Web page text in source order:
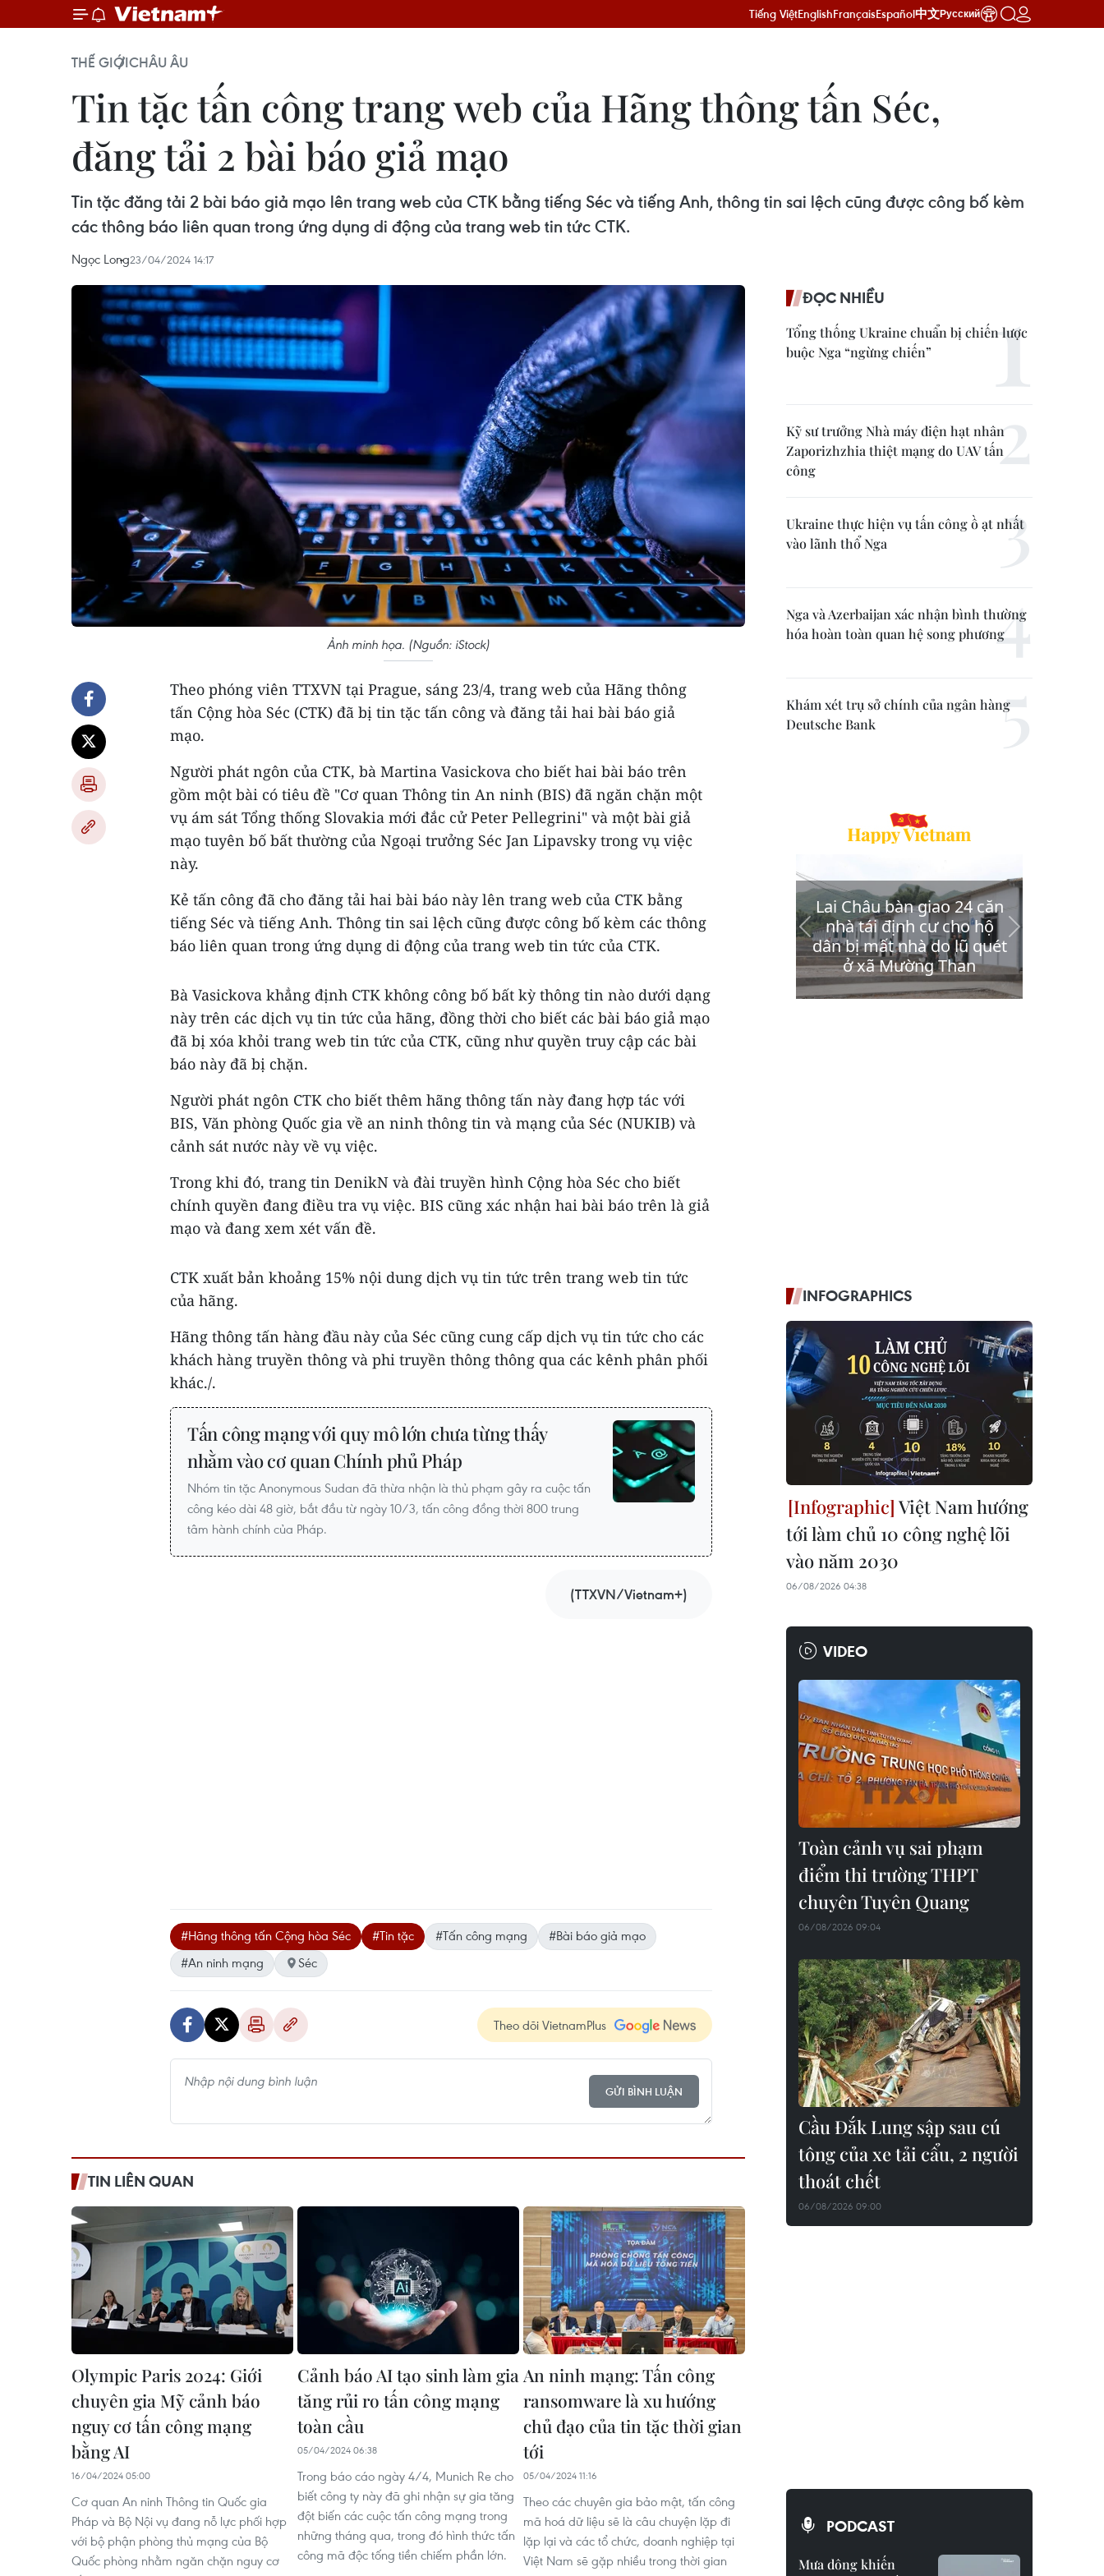
Tiếng ViệtEnglishFrançaisEspañol中文Русский
THẾ GIỚICHÂU ÂU
Tin tặc tấn công trang web của Hãng thông tấn Séc,
đăng tải 2 bài báo giả mạo
Tin tặc đăng tải 2 bài báo giả mạo lên trang web của CTK bằng tiếng Séc và tiếng Anh, thông tin sai lệch cũng được công bố kèm
các thông báo liên quan trong ứng dụng di động của trang web tin tức CTK.
Ngọc Long23/04/2024 14:17
Ảnh minh họa. (Nguồn: iStock)
Theo phóng viên TTXVN tại Prague, sáng 23/4, trang web của Hãng thông
tấn Cộng hòa Séc (CTK) đã bị tin tặc tấn công và đăng tải hai bài báo giả
mạo.
Người phát ngôn của CTK, bà Martina Vasickova cho biết hai bài báo trên
gồm một bài có tiêu đề "Cơ quan Thông tin An ninh (BIS) đã ngăn chặn một
vụ ám sát Tổng thống Slovakia mới đắc cử Peter Pellegrini" và một bài giả
mạo tuyên bố bất thường của Ngoại trưởng Séc Jan Lipavsky trong vụ việc
này.
Kẻ tấn công đã cho đăng tải hai bài báo này lên trang web của CTK bằng
tiếng Séc và tiếng Anh. Thông tin sai lệch cũng được công bố kèm các thông
báo liên quan trong ứng dụng di động của trang web tin tức của CTK.
Bà Vasickova khẳng định CTK không công bố bất kỳ thông tin nào dưới dạng
này trên các dịch vụ tin tức của hãng, đồng thời cho biết các bài báo giả mạo
đã bị xóa khỏi trang web tin tức của CTK, cũng như quyền truy cập các bài
báo này đã bị chặn.
Người phát ngôn CTK cho biết thêm hãng thông tấn này đang hợp tác với
BIS, Văn phòng Quốc gia về an ninh thông tin và mạng của Séc (NUKIB) và
cảnh sát nước này về vụ việc.
Trong khi đó, trang tin DenikN và đài truyền hình Cộng hòa Séc cho biết
chính quyền đang điều tra vụ việc. BIS cũng xác nhận hai bài báo trên là giả
mạo và đang xem xét vấn đề.
CTK xuất bản khoảng 15% nội dung dịch vụ tin tức trên trang web tin tức
của hãng.
Hãng thông tấn hàng đầu này của Séc cũng cung cấp dịch vụ tin tức cho các
khách hàng truyền thông và phi truyền thông thông qua các kênh phân phối
khác./.
Tấn công mạng với quy mô lớn chưa từng thấy
nhằm vào cơ quan Chính phủ Pháp
Nhóm tin tặc Anonymous Sudan đã thừa nhận là thủ phạm gây ra cuộc tấn
công kéo dài 48 giờ, bắt đầu từ ngày 10/3, tấn công đồng thời 800 trung
tâm hành chính của Pháp.
(TTXVN/Vietnam+)
#Hãng thông tấn Cộng hòa Séc #Tin tặc #Tấn công mạng
#Bài báo giả mạo
#An ninh mạng
Séc
Theo dõi VietnamPlus
GỬI BÌNH LUẬN
TIN LIÊN QUAN
Olympic Paris 2024: Giới
chuyên gia Mỹ cảnh báo
nguy cơ tấn công mạng
bằng AI
16/04/2024 05:00
Cơ quan An ninh Thông tin Quốc gia
Pháp và Bộ Nội vụ đang nỗ lực phối hợp
với bộ phận phòng thủ mạng của Bộ
Quốc phòng nhằm ngăn chặn nguy cơ
Cảnh báo AI tạo sinh làm gia
tăng rủi ro tấn công mạng
toàn cầu
05/04/2024 06:38
Trong báo cáo ngày 4/4, Munich Re cho
biết công ty này đã ghi nhận sự gia tăng
đột biến các cuộc tấn công mạng trong
những tháng qua, trong đó hình thức tấn
công mã độc tống tiền chiếm phần lớn.
An ninh mạng: Tấn công
ransomware là xu hướng
chủ đạo của tin tặc thời gian
tới
05/04/2024 11:16
Theo các chuyên gia bảo mật, tấn công
mã hoá dữ liệu sẽ là câu chuyện lặp đi
lặp lại và các tổ chức, doanh nghiệp tại
Việt Nam sẽ gặp nhiều trong thời gian
ĐỌC NHIỀU
Tổng thống Ukraine chuẩn bị chiến lược
buộc Nga “ngừng chiến”
Kỹ sư trưởng Nhà máy điện hạt nhân
Zaporizhzhia thiệt mạng do UAV tấn
công
Ukraine thực hiện vụ tấn công ồ ạt nhất
vào lãnh thổ Nga
Nga và Azerbaijan xác nhận bình thường
hóa hoàn toàn quan hệ song phương
Khám xét trụ sở chính của ngân hàng
Deutsche Bank
INFOGRAPHICS
Việt Nam hướng
tới làm chủ 10 công nghệ lõi
vào năm 2030
06/08/2026 04:38
VIDEO
Toàn cảnh vụ sai phạm
điểm thi trường THPT
chuyên Tuyên Quang
06/08/2026 09:04
Cầu Đắk Lung sập sau cú
tông của xe tải cẩu, 2 người
thoát chết
06/08/2026 09:00
PODCAST
Mưa dông khiến